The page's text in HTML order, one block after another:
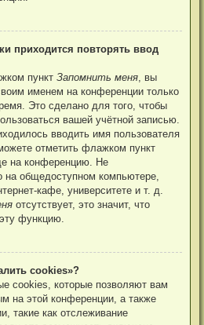
приходится повторять ввод
пунктЗапомнить меня, вы
именем на конференции только
Это сделано для того, чтобы
вашей учётной записью.
вводить имя пользователя
отметить флажком пункт
на конференцию. Не
на общедоступном компьютере,
кафе, университете и т. д.
отсутствует, это значит, что
функцию.
cookies»?
cookies, которые позволяют вам
на этой конференции, а также
такие как отслеживание